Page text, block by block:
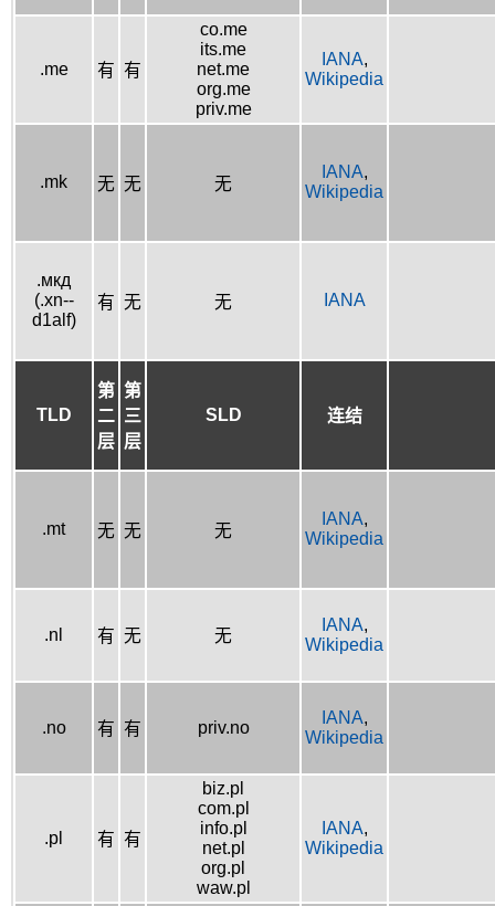
.me 有 有
co.me
its.me
net.me
org.me
priv.me
IANA,
Wikipedia
.mk 无 无 无
IANA,
Wikipedia
.мкд
(.xn--
d1alf)
有 无 无 IANA
TLD
第
二
层
第
三
层
SLD 连结
.mt 无 无 无
IANA,
Wikipedia
.nl 有 无 无
IANA,
Wikipedia
.no 有 有 priv.no
IANA,
Wikipedia
.pl 有 有
biz.pl
com.pl
info.pl
net.pl
org.pl
waw.pl
IANA,
Wikipedia